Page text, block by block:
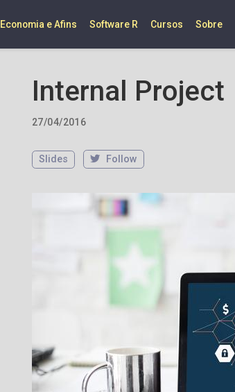
Economia e Afins Software R Cursos Sobre
Internal Project
27/04/2016
Slides Follow